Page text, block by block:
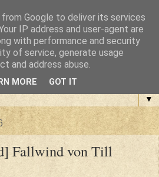
▼
Fallwind von Till
Google to deliver its services
IP address and user-agent are
with performance and security
of service, generate usage
and address abuse.
MORE GOT IT